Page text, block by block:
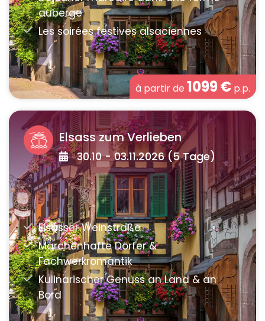
à partir de 1099€ p.p.
Elsass zum Verlieben
30.10 - 03.11.2026 (5 Tage)